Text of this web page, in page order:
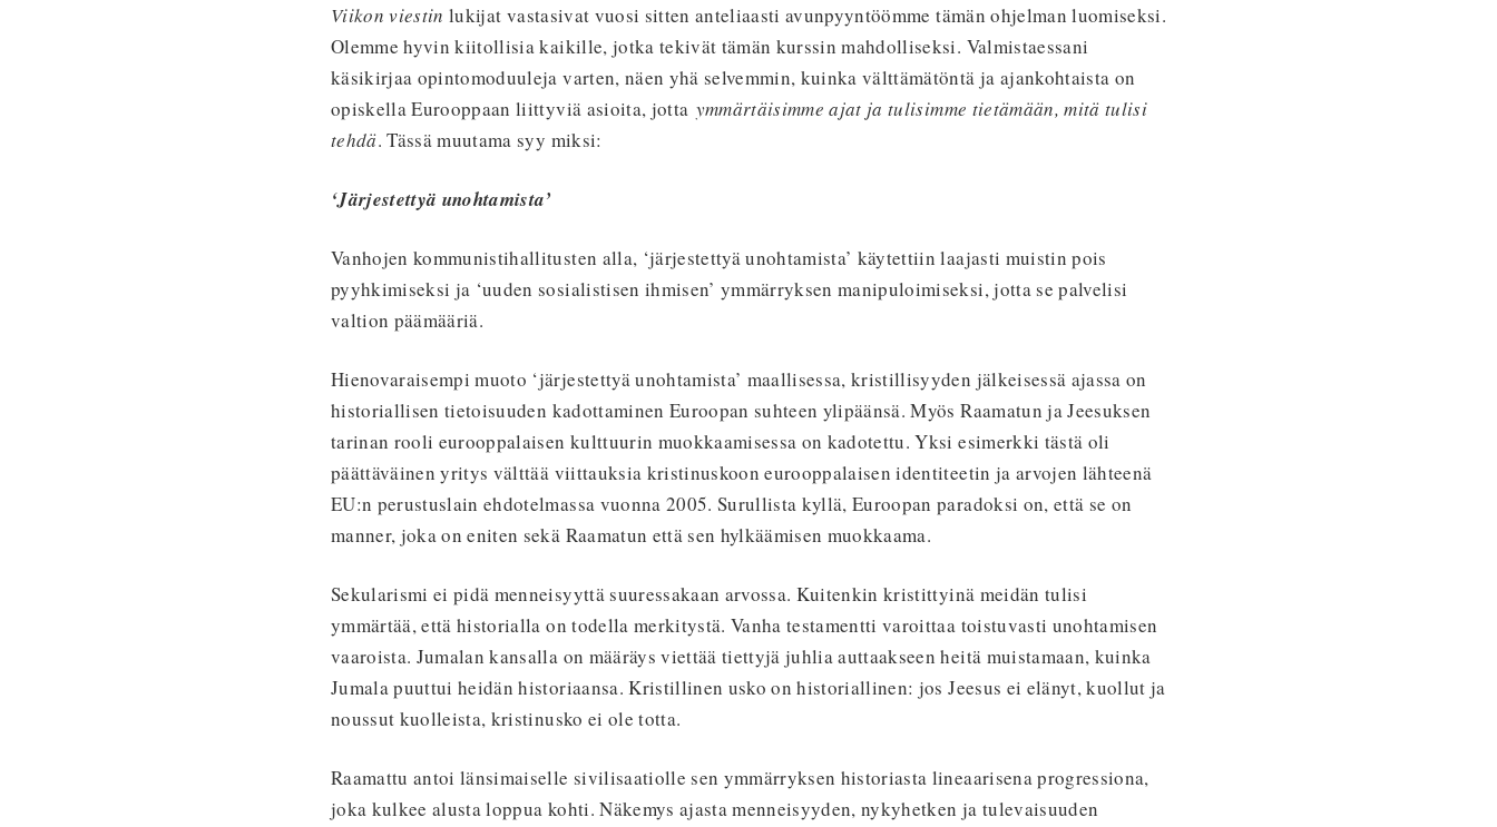
Viikon viestinlukijat vastasivat vuosi sitten anteliaasti avunpyyntöömme tämän ohjelman luomiseksi.
Olemme hyvin kiitollisia kaikille, jotka tekivät tämän kurssin mahdolliseksi. Valmistaessani
käsikirjaa opintomoduuleja varten, näen yhä selvemmin, kuinka välttämätöntä ja ajankohtaista on
opiskella Eurooppaan liittyviä asioita, jotta ymmärtäisimme ajat ja tulisimme tietämään, mitä tulisi
tehdä. Tässä muutama syy miksi:
‘Järjestettyä unohtamista’
Vanhojen kommunistihallitusten alla, ‘järjestettyä unohtamista’ käytettiin laajasti muistin pois
pyyhkimiseksi ja ‘uuden sosialistisen ihmisen’ ymmärryksen manipuloimiseksi, jotta se palvelisi
valtion päämääriä.
Hienovaraisempi muoto ‘järjestettyä unohtamista’ maallisessa, kristillisyyden jälkeisessä ajassa on
historiallisen tietoisuuden kadottaminen Euroopan suhteen ylipäänsä. Myös Raamatun ja Jeesuksen
tarinan rooli eurooppalaisen kulttuurin muokkaamisessa on kadotettu. Yksi esimerkki tästä oli
päättäväinen yritys välttää viittauksia kristinuskoon eurooppalaisen identiteetin ja arvojen lähteenä
EU:n perustuslain ehdotelmassa vuonna 2005. Surullista kyllä, Euroopan paradoksi on, että se on
manner, joka on eniten sekä Raamatun että sen hylkäämisen muokkaama.
Sekularismi ei pidä menneisyyttä suuressakaan arvossa. Kuitenkin kristittyinä meidän tulisi
ymmärtää, että historialla on todella merkitystä. Vanha testamentti varoittaa toistuvasti unohtamisen
vaaroista. Jumalan kansalla on määräys viettää tiettyjä juhlia auttaakseen heitä muistamaan, kuinka
Jumala puuttui heidän historiaansa. Kristillinen usko on historiallinen: jos Jeesus ei elänyt, kuollut ja
noussut kuolleista, kristinusko ei ole totta.
Raamattu antoi länsimaiselle sivilisaatiolle sen ymmärryksen historiasta lineaarisena progressiona,
joka kulkee alusta loppua kohti. Näkemys ajasta menneisyyden, nykyhetken ja tulevaisuuden